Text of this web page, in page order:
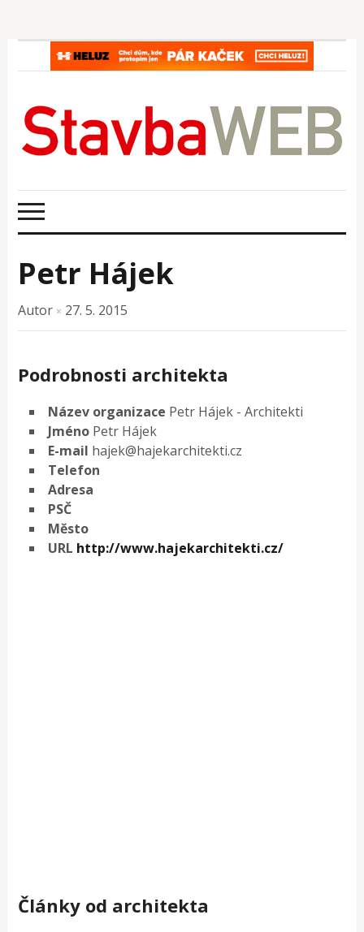
Petr Hájek
Autor × 27. 5. 2015
Podrobnosti architekta
Název organizace Petr Hájek - Architekti
Jméno Petr Hájek
E-mail hajek@hajekarchitekti.cz
Telefon
Adresa
PSČ
Město
URL http://www.hajekarchitekti.cz/
Články od architekta